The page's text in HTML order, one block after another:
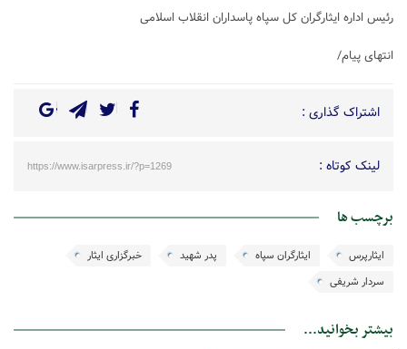
رئیس اداره ایثارگران کل سپاه پاسداران انقلاب اسلامی
انتهای پیام/
اشتراک گذاری :
لینک کوتاه : https://www.isarpress.ir/?p=1269
برچسب ها
ایثارپرس ایثارگران سپاه پدر شهید
خبرگزاری ایثار
سردار شریفی
بیشتر بخوانید...